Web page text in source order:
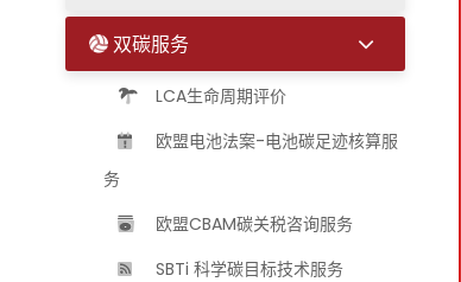
双碳服务
LCA生命周期评价
欧盟电池法案-电池碳足迹核算服
务
欧盟CBAM碳关税咨询服务
SBTi 科学碳目标技术服务